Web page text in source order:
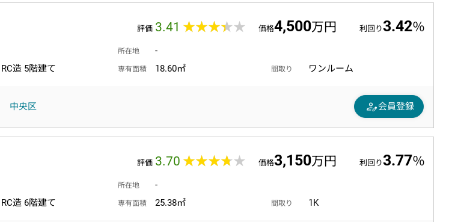
評価 3.41 ★★★★★
★★★★★ 価格4,500万円 利回り3.42％
所在地 -
RC造 5階建て 専有面積 18.60㎡ 間取り ワンルーム
中央区 person_edit会員登録
評価 3.70 ★★★★★
★★★★★ 価格3,150万円 利回り3.77％
所在地 -
RC造 6階建て 専有面積 25.38㎡ 間取り 1K